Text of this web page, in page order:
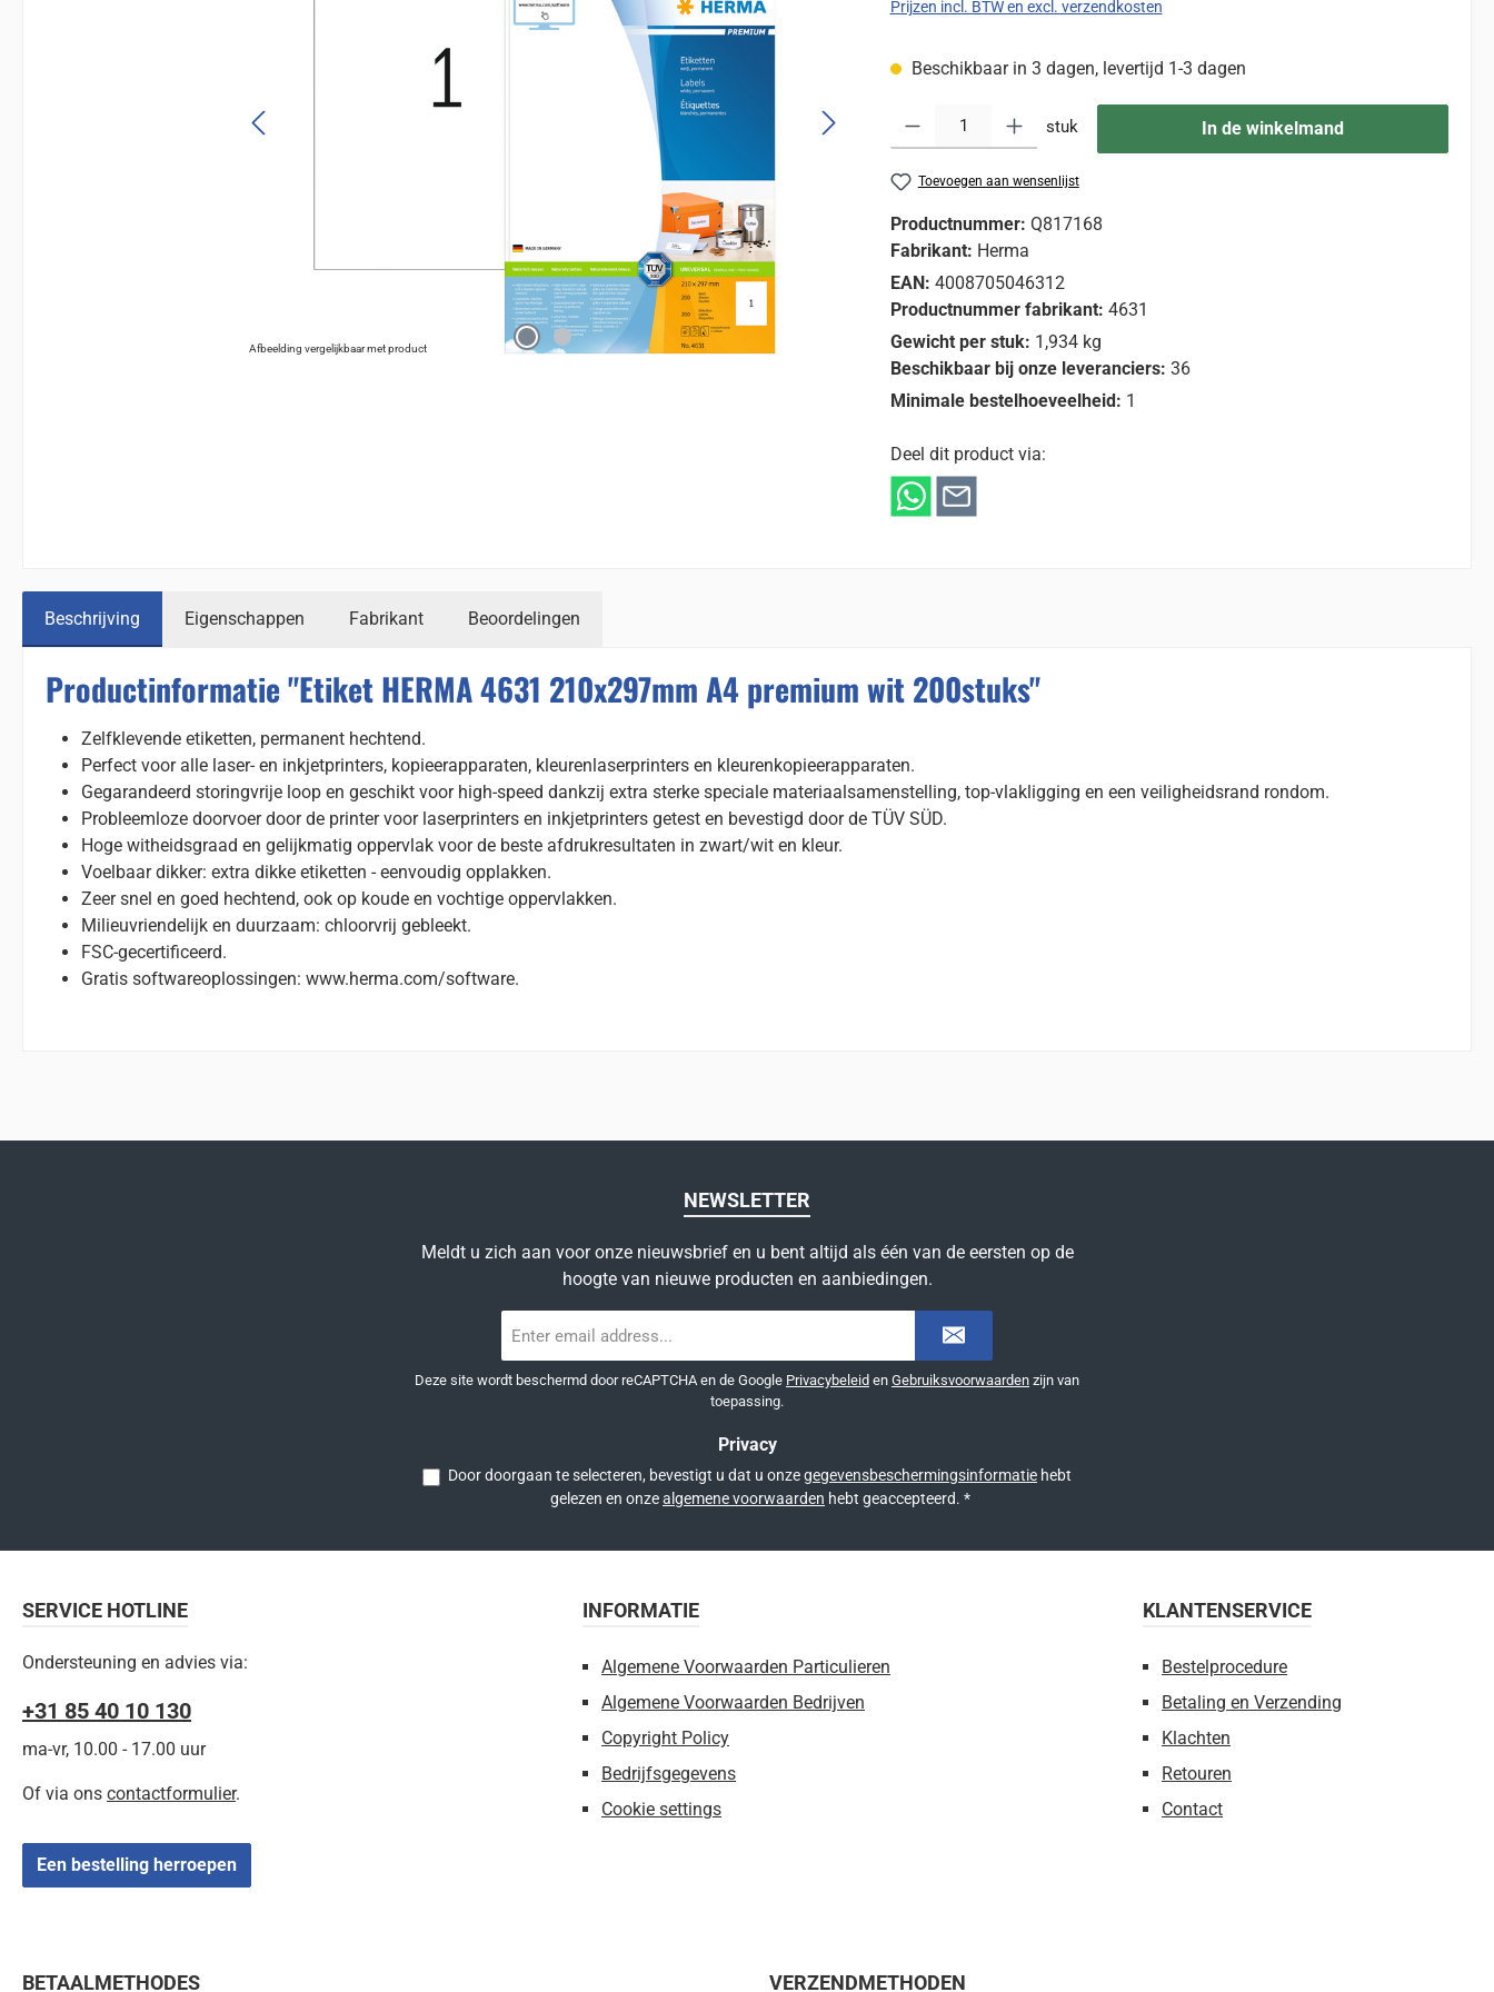
Afbeelding vergelijkbaar met product
Prijzen incl. BTW en excl. verzendkosten
Beschikbaar in 3 dagen, levertijd 1-3 dagen
Producthoeveelheid: Voer de gewenste hoeveelheid in of gebruik de knoppen om de
stuk In de winkelmand
Toevoegen aan wensenlijst
Productnummer: Q817168
Fabrikant: Herma
EAN: 4008705046312
Productnummer fabrikant: 4631
Gewicht per stuk: 1,934 kg
Beschikbaar bij onze leveranciers: 36
Minimale bestelhoeveelheid: 1
Deel dit product via:
Beschrijving Eigenschappen Fabrikant Beoordelingen
Productinformatie "Etiket HERMA 4631 210x297mm A4 premium wit 200stuks"
Zelfklevende etiketten, permanent hechtend.
Perfect voor alle laser- en inkjetprinters, kopieerapparaten, kleurenlaserprinters en kleurenkopieerapparaten.
Gegarandeerd storingvrije loop en geschikt voor high-speed dankzij extra sterke speciale materiaalsamenstelling, top-vlakligging en een veiligheidsrand rondom.
Probleemloze doorvoer door de printer voor laserprinters en inkjetprinters getest en bevestigd door de TÜV SÜD.
Hoge witheidsgraad en gelijkmatig oppervlak voor de beste afdrukresultaten in zwart/wit en kleur.
Voelbaar dikker: extra dikke etiketten - eenvoudig opplakken.
Zeer snel en goed hechtend, ook op koude en vochtige oppervlakken.
Milieuvriendelijk en duurzaam: chloorvrij gebleekt.
FSC-gecertificeerd.
Gratis softwareoplossingen: www.herma.com/software.
NEWSLETTER
Meldt u zich aan voor onze nieuwsbrief en u bent altijd als één van de eersten op de
hoogte van nieuwe producten en aanbiedingen.
mailadres
Deze site wordt beschermd door reCAPTCHA en de Google Privacybeleid en Gebruiksvoorwaarden zijn van
toepassing.
Privacy
Door doorgaan te selecteren, bevestigt u dat u onzegegevensbeschermingsinformatie hebt
gelezen en onzealgemene voorwaarden hebt geaccepteerd. *
SERVICE HOTLINE
Ondersteuning en advies via:
+31 85 40 10 130
ma-vr, 10.00 - 17.00 uur
Of via ons contactformulier.
Een bestelling herroepen
INFORMATIE
Algemene Voorwaarden Particulieren
Algemene Voorwaarden Bedrijven
Copyright Policy
Bedrijfsgegevens
Cookie settings
KLANTENSERVICE
Bestelprocedure
Betaling en Verzending
Klachten
Retouren
Contact
BETAALMETHODES VERZENDMETHODEN